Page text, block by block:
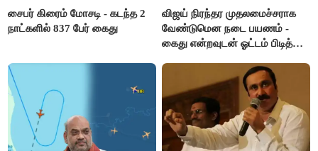
சைபர் கிரைம் மோசடி - கடந்த 2
நாட்களில் 837 பேர் கைது
விஜய் நிரந்தர முதலமைச்சராக
வேண்டுமென நடை பயணம் -
கைது என்றவுடன் ஓட்டம் பிடித்த